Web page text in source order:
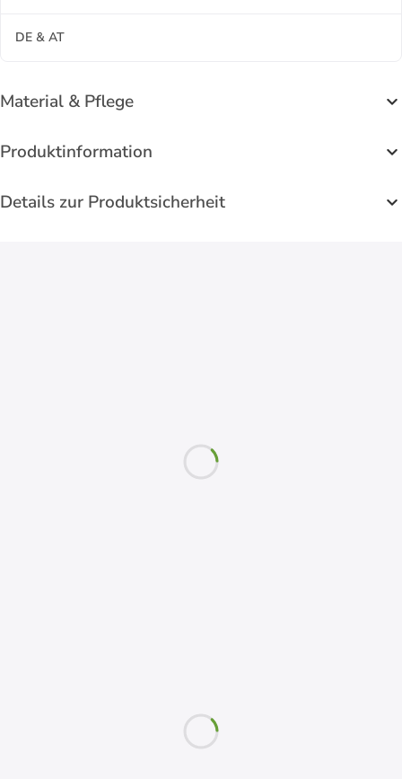
DE & AT
Material & Pflege
Produktinformation
Details zur Produktsicherheit